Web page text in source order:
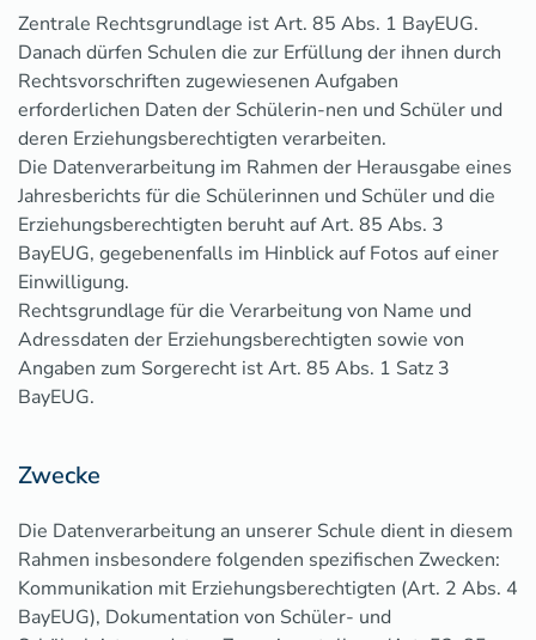
Zentrale Rechtsgrundlage ist Art. 85 Abs. 1 BayEUG.
Danach dürfen Schulen die zur Erfüllung der ihnen durch
Rechtsvorschriften zugewiesenen Aufgaben
erforderlichen Daten der Schülerin-nen und Schüler und
deren Erziehungsberechtigten verarbeiten.
Die Datenverarbeitung im Rahmen der Herausgabe eines
Jahresberichts für die Schülerinnen und Schüler und die
Erziehungsberechtigten beruht auf Art. 85 Abs. 3
BayEUG, gegebenenfalls im Hinblick auf Fotos auf einer
Einwilligung.
Rechtsgrundlage für die Verarbeitung von Name und
Adressdaten der Erziehungsberechtigten sowie von
Angaben zum Sorgerecht ist Art. 85 Abs. 1 Satz 3
BayEUG.
Zwecke
Die Datenverarbeitung an unserer Schule dient in diesem
Rahmen insbesondere folgenden spezifischen Zwecken:
Kommunikation mit Erziehungsberechtigten (Art. 2 Abs. 4
BayEUG), Dokumentation von Schüler- und